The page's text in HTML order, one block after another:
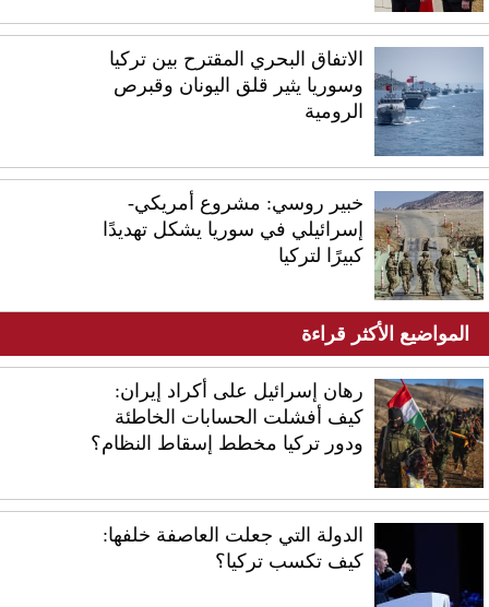
الاتفاق البحري المقترح بين تركيا
وسوريا يثير قلق اليونان وقبرص
الرومية
خبير روسي: مشروع أمريكي-
إسرائيلي في سوريا يشكل تهديدًا
كبيرًا لتركيا
المواضيع الأكثر قراءة
رهان إسرائيل على أكراد إيران:
كيف أفشلت الحسابات الخاطئة
ودور تركيا مخطط إسقاط النظام؟
الدولة التي جعلت العاصفة خلفها:
كيف تكسب تركيا؟